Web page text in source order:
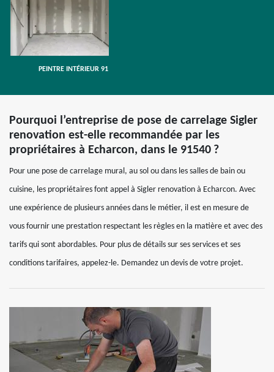
PEINTRE INTÉRIEUR 91
Pourquoi l’entreprise de pose de carrelage Sigler
renovation est-elle recommandée par les
propriétaires à Echarcon, dans le 91540 ?
Pour une pose de carrelage mural, au sol ou dans les salles de bain ou
cuisine, les propriétaires font appel à Sigler renovation à Echarcon. Avec
une expérience de plusieurs années dans le métier, il est en mesure de
vous fournir une prestation respectant les règles en la matière et avec des
tarifs qui sont abordables. Pour plus de détails sur ses services et ses
conditions tarifaires, appelez-le. Demandez un devis de votre projet.